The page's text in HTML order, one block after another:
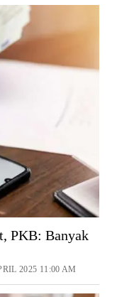
PKB: Banyak
2025 11:00 AM